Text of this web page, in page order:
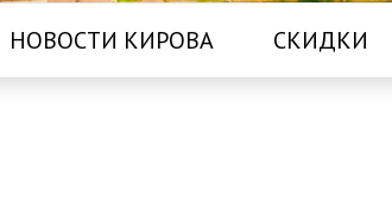
НОВОСТИ КИРОВА СКИДКИ